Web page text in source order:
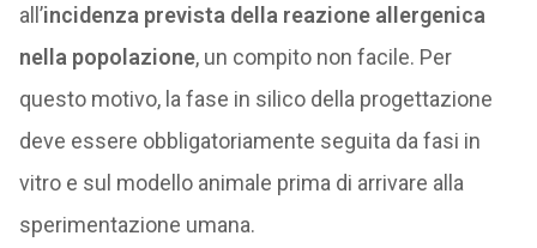
all’incidenza prevista della reazione allergenica
nella popolazione, un compito non facile. Per
questo motivo, la fase in silico della progettazione
deve essere obbligatoriamente seguita da fasi in
vitro e sul modello animale prima di arrivare alla
sperimentazione umana.